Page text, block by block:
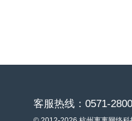
客服热线：0571-